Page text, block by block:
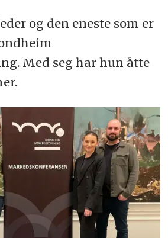
og den eneste som er
Med seg har hun åtte